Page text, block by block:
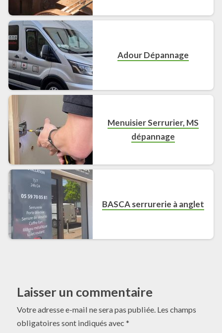
Adour Dépannage
Menuisier Serrurier, MS
dépannage
BASCA serrurerie à anglet
Laisser un commentaire
Votre adresse e-mail ne sera pas publiée. Les champs
obligatoires sont indiqués avec *